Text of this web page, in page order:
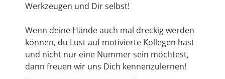
Werkzeugen und Dir selbst!
Wenn deine Hände auch mal dreckig werden
können, du Lust auf motivierte Kollegen hast
und nicht nur eine Nummer sein möchtest,
dann freuen wir uns Dich kennenzulernen!